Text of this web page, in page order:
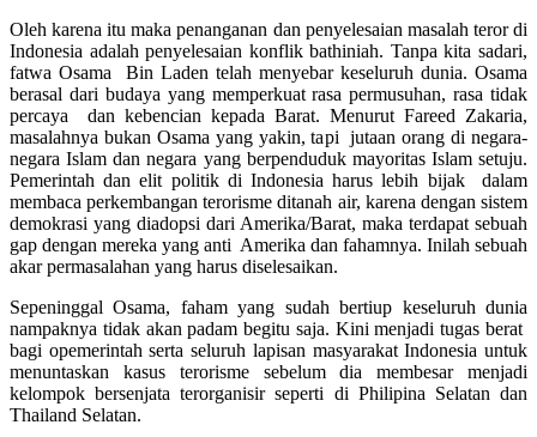
Oleh karena itu maka penanganan dan penyelesaian masalah teror di
Indonesia adalah penyelesaian konflik bathiniah. Tanpa kita sadari,
fatwa Osama Bin Laden telah menyebar keseluruh dunia. Osama
berasal dari budaya yang memperkuat rasa permusuhan, rasa tidak
percaya dan kebencian kepada Barat. Menurut Fareed Zakaria,
masalahnya bukan Osama yang yakin, tapi jutaan orang di negara-
negara Islam dan negara yang berpenduduk mayoritas Islam setuju.
Pemerintah dan elit politik di Indonesia harus lebih bijak dalam
membaca perkembangan terorisme ditanah air, karena dengan sistem
demokrasi yang diadopsi dari Amerika/Barat, maka terdapat sebuah
gap dengan mereka yang anti Amerika dan fahamnya. Inilah sebuah
akar permasalahan yang harus diselesaikan.
Sepeninggal Osama, faham yang sudah bertiup keseluruh dunia
nampaknya tidak akan padam begitu saja. Kini menjadi tugas berat
bagi opemerintah serta seluruh lapisan masyarakat Indonesia untuk
menuntaskan kasus terorisme sebelum dia membesar menjadi
kelompok bersenjata terorganisir seperti di Philipina Selatan dan
Thailand Selatan.